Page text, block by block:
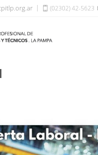
(02302) 42-5623